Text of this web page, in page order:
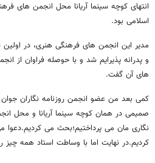
انتهای کوچه سینما آریانا محل انجمن های
اسلامی بود.
مدیر این انجمن های فرهنگی هنری، در اولین
و پدرانه پذیرایم شد و با حوصله فراوان از
های آن گفت.
کمی بعد من عضو انجمن روزنامه نگاران
صمیمی در همان کوچه سینما آریانا و محل
نگاری مان می پرداختیم؛بحث می
کردیم.در نهایت اما با وساطت استاد همه